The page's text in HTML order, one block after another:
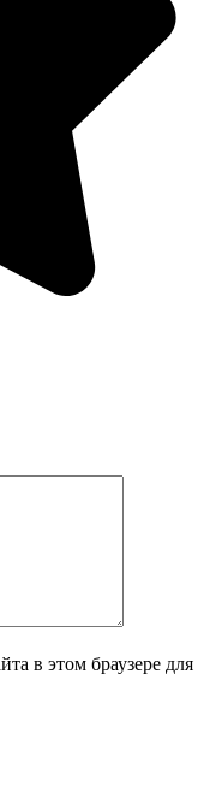
в этом браузере для